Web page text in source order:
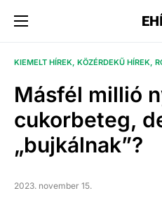
KIEMELT HÍREK KÖZÉRDEKŰ HÍREK
Másfél millió
cukorbeteg,
„bujkálnak”?
2023. november 15.